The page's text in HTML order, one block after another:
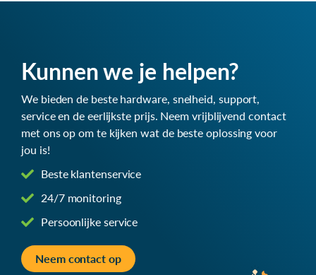
Kunnen we je helpen?
We bieden de beste hardware, snelheid, support,
service en de eerlijkste prijs. Neem vrijblijvend contact
met ons op om te kijken wat de beste oplossing voor
jou is!
Beste klantenservice
24/7 monitoring
Persoonlijke service
Neem contact op